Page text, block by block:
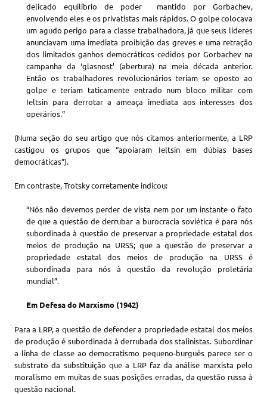
delicado equilíbrio de poder mantido por Gorbachev,
envolvendo eles e os privatistas mais rápidos. O golpe colocava
um agudo perigo para a classe trabalhadora, já que seus líderes
anunciavam uma imediata proibição das greves e uma retração
dos limitados ganhos democráticos cedidos por Gorbachev na
campanha da ‘glasnost’ (abertura) na meia década anterior.
Então os trabalhadores revolucionários teriam se oposto ao
golpe e teriam taticamente entrado num bloco militar com
Ieltsin para derrotar a ameaça imediata aos interesses dos
operários.”
(Numa seção do seu artigo que nós citamos anteriormente, a LRP
castigou os grupos que “apoiaram Ieltsin em dúbias bases
democráticas”).
Em contraste, Trotsky corretamente indicou:
“Nós não devemos perder de vista nem por um instante o fato
de que a questão de derrubar a burocracia soviética é para nós
subordinada à questão de preservar a propriedade estatal dos
meios de produção na URSS; que a questão de preservar a
propriedade estatal dos meios de produção na URSS é
subordinada para nós à questão da revolução proletária
mundial”.
Em Defesa do Marxismo (1942)
Para a LRP, a questão de defender a propriedade estatal dos meios
de produção é subordinada à derrubada dos stalinistas. Subordinar
a linha de classe ao democratismo pequeno-burguês parece ser o
substrato da substituição que a LRP faz da análise marxista pelo
moralismo em muitas de suas posições erradas, da questão russa à
questão nacional.